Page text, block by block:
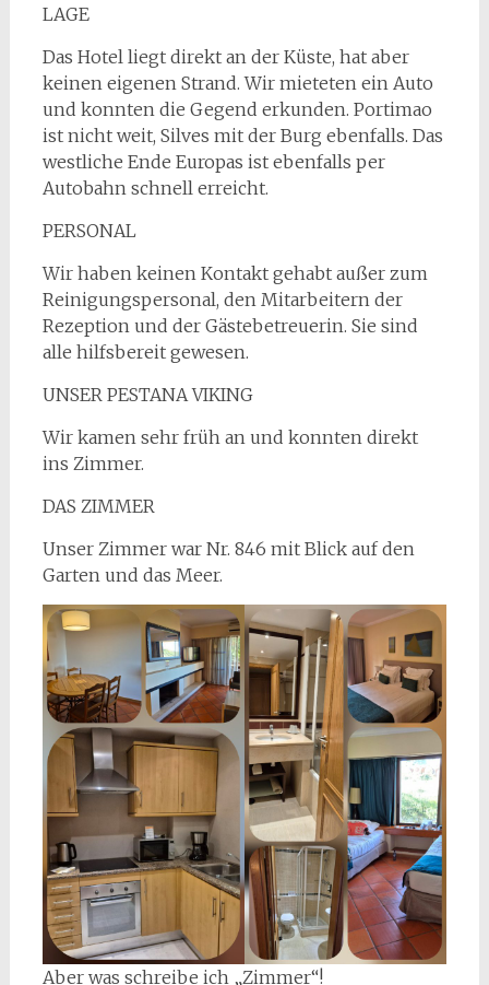
LAGE
Das Hotel liegt direkt an der Küste, hat aber
keinen eigenen Strand. Wir mieteten ein Auto
und konnten die Gegend erkunden. Portimao
ist nicht weit, Silves mit der Burg ebenfalls. Das
westliche Ende Europas ist ebenfalls per
Autobahn schnell erreicht.
PERSONAL
Wir haben keinen Kontakt gehabt außer zum
Reinigungspersonal, den Mitarbeitern der
Rezeption und der Gästebetreuerin. Sie sind
alle hilfsbereit gewesen.
UNSER PESTANA VIKING
Wir kamen sehr früh an und konnten direkt
ins Zimmer.
DAS ZIMMER
Unser Zimmer war Nr. 846 mit Blick auf den
Garten und das Meer.
Aber was schreibe ich „Zimmer“!